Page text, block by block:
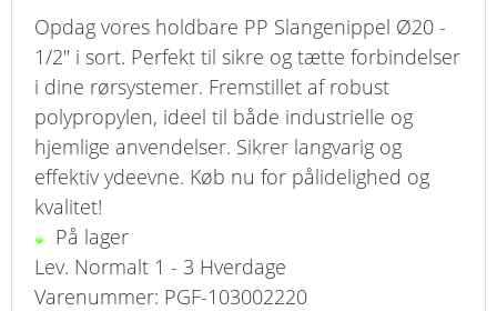
Opdag vores holdbare PP Slangenippel Ø20 -
1/2" i sort. Perfekt til sikre og tætte forbindelser
i dine rørsystemer. Fremstillet af robust
polypropylen, ideel til både industrielle og
hjemlige anvendelser. Sikrer langvarig og
effektiv ydeevne. Køb nu for pålidelighed og
kvalitet!
På lager
Lev. Normalt 1 - 3 Hverdage
Varenummer: PGF-103002220